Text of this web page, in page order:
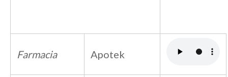
Farmacia Apotek